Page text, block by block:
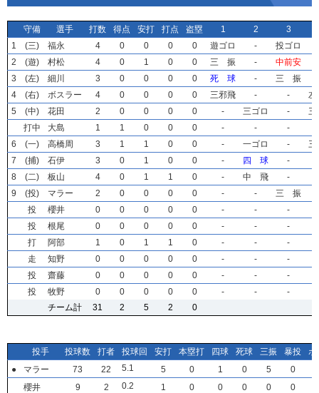
守備 選手 打数 得点 安打 打点 盗塁 1 2 3
1
(三) 福永 4 0 0 0 0 遊ゴロ -
投ゴロ
2
(遊) 村松 4 0 1 0 0 三 振 -
中前安
3
(左) 細川 3 0 0 0 0 死 球 -
三 振
4
(右) ボスラー 4 0 0 0 0 三邪飛 - -
5
(中) 花田 2 0 0 0 0 - 三ゴロ -
打中
大島 1 1 0 0 0 - -
-
6
(一) 高橋周 3 1 1 0 0 - 一ゴロ -
7
(捕) 石伊 3 0 1 0 0 - 四 球
-
8
(二) 板山 4 0 1 1 0 - 中 飛
-
9
(投) マラー 2 0 0 0 0 - -
三 振
投
櫻井 0 0 0 0 0 - -
-
投
根尾 0 0 0 0 0 - -
-
打
阿部 1 0 1 1 0 - -
-
走
知野 0 0 0 0 0 - -
-
投
齋藤 0 0 0 0 0 - -
-
投
牧野 0 0 0 0 0 - -
-
チーム計
31 2 5 2 0
守備 選手 打数 得点 安打 打点 盗塁 1 2 3
1
(三) 福永 4 0 0 0 0 遊ゴロ -
投ゴロ
2
(遊) 村松 4 0 1 0 0 三 振 -
中前安
3
(左) 細川 3 0 0 0 0 死 球 -
三 振
4
(右) ボスラー 4 0 0 0 0 三邪飛 - -
5
(中) 花田 2 0 0 0 0 - 三ゴロ -
打中
大島 1 1 0 0 0 - -
-
6
(一) 高橋周 3 1 1 0 0 - 一ゴロ -
7
(捕) 石伊 3 0 1 0 0 - 四 球
-
8
(二) 板山 4 0 1 1 0 - 中 飛
-
9
(投) マラー 2 0 0 0 0 - -
三 振
投
櫻井 0 0 0 0 0 - -
-
投
根尾 0 0 0 0 0 - -
-
打
阿部 1 0 1 1 0 - -
-
走
知野 0 0 0 0 0 - -
-
投
齋藤 0 0 0 0 0 - -
-
投
牧野 0 0 0 0 0 - -
-
チーム計
31 2 5 2 0
守備 選手 打数 得点 安打 打点 盗塁 1 2 3
1
(三) 福永 4 0 0 0 0 遊ゴロ -
投ゴロ
2
(遊) 村松 4 0 1 0 0 三 振 -
中前安
3
(左) 細川 3 0 0 0 0 死 球 -
三 振
4
(右) ボスラー 4 0 0 0 0 三邪飛 - -
5
(中) 花田 2 0 0 0 0 - 三ゴロ -
打中
大島 1 1 0 0 0 - -
-
6
(一) 高橋周 3 1 1 0 0 - 一ゴロ -
7
(捕) 石伊 3 0 1 0 0 - 四 球
-
8
(二) 板山 4 0 1 1 0 - 中 飛
-
9
(投) マラー 2 0 0 0 0 - -
三 振
投
櫻井 0 0 0 0 0 - -
-
投
根尾 0 0 0 0 0 - -
-
打
阿部 1 0 1 1 0 - -
-
走
知野 0 0 0 0 0 - -
-
投
齋藤 0 0 0 0 0 - -
-
投
牧野 0 0 0 0 0 - -
-
チーム計
31 2 5 2 0
守備 選手 打数 得点 安打 打点 盗塁 1 2 3
1
(三) 福永 4 0 0 0 0 遊ゴロ -
投ゴロ
2
(遊) 村松 4 0 1 0 0 三 振 -
中前安
3
(左) 細川 3 0 0 0 0 死 球 -
三 振
4
(右) ボスラー 4 0 0 0 0 三邪飛 - -
5
(中) 花田 2 0 0 0 0 - 三ゴロ -
打中
大島 1 1 0 0 0 - -
-
6
(一) 高橋周 3 1 1 0 0 - 一ゴロ -
7
(捕) 石伊 3 0 1 0 0 - 四 球
-
8
(二) 板山 4 0 1 1 0 - 中 飛
-
9
(投) マラー 2 0 0 0 0 - -
三 振
投
櫻井 0 0 0 0 0 - -
-
投
根尾 0 0 0 0 0 - -
-
打
阿部 1 0 1 1 0 - -
-
走
知野 0 0 0 0 0 - -
-
投
齋藤 0 0 0 0 0 - -
-
投
牧野 0 0 0 0 0 - -
-
チーム計
31 2 5 2 0
投手 投球数 打者 投球回 安打 本塁打 四球 死球 三振 暴投
ボ
●
マラー 73 22 5.1 5 0 1 0 5 0
櫻井
9 2 0.2 1 0 0 0 0 0
投手 投球数 打者 投球回 安打 本塁打 四球 死球 三振 暴投
ボ
●
マラー 73 22 5.1 5 0 1 0 5 0
櫻井
9 2 0.2 1 0 0 0 0 0
投手 投球数 打者 投球回 安打 本塁打 四球 死球 三振 暴投
ボ
●
マラー 73 22 5.1 5 0 1 0 5 0
櫻井
9 2 0.2 1 0 0 0 0 0
投手 投球数 打者 投球回 安打 本塁打 四球 死球 三振 暴投
ボ
●
マラー 73 22 5.1 5 0 1 0 5 0
櫻井
9 2 0.2 1 0 0 0 0 0